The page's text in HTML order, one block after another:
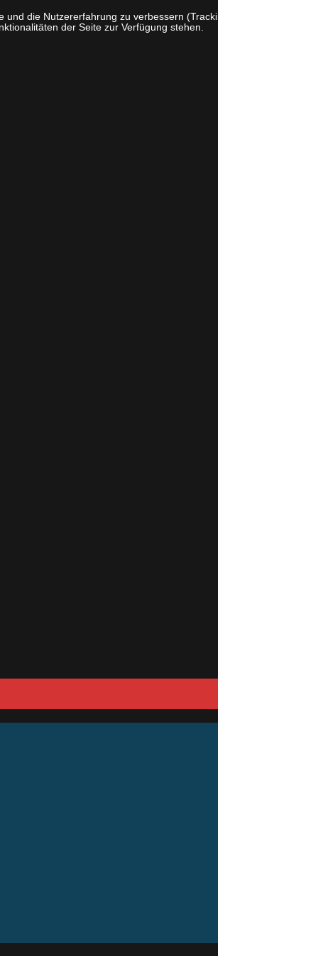
die Nutzererfahrung zu verbessern (Tracking Cookies). Sie
der Seite zur Verfügung stehen.